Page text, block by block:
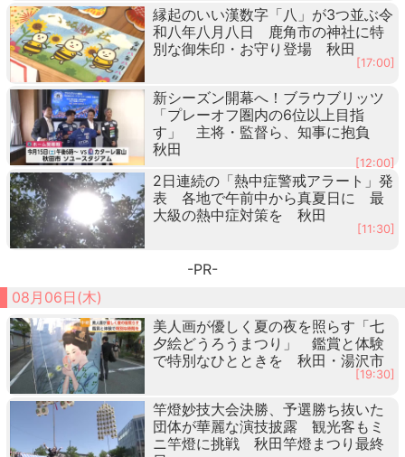
縁起のいい漢数字「八」が3つ並ぶ令
和八年八月八日 鹿角市の神社に特
別な御朱印・お守り登場 秋田
[17:00]
新シーズン開幕へ！ブラウブリッツ
「プレーオフ圏内の6位以上目指
す」 主将・監督ら、知事に抱負
秋田
[12:00]
2日連続の「熱中症警戒アラート」発
表 各地で午前中から真夏日に 最
大級の熱中症対策を 秋田
[11:30]
-PR-
08月06日(木)
美人画が優しく夏の夜を照らす「七
夕絵どうろうまつり」 鑑賞と体験
で特別なひとときを 秋田・湯沢市
[19:30]
竿燈妙技大会決勝、予選勝ち抜いた
団体が華麗な演技披露 観光客もミ
ニ竿燈に挑戦 秋田竿燈まつり最終